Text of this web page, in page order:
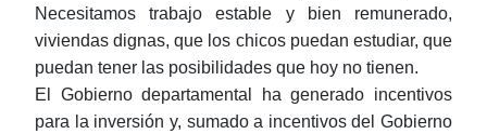
Necesitamos trabajo estable y bien remunerado,
viviendas dignas, que los chicos puedan estudiar, que
puedan tener las posibilidades que hoy no tienen.
El Gobierno departamental ha generado incentivos
para la inversión y, sumado a incentivos del Gobierno